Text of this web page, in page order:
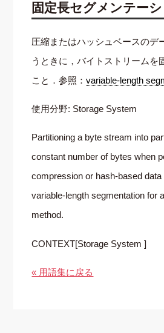
固定長セグメンテー
圧縮またはハッシュベースのデ
うときに，バイトストリームを
こと．参照：variable-length
使用分野: Storage System
Partitioning a byte stream into
constant number of bytes when
compression or hash-based
variable-length segmentation for
method.
CONTEXT[Storage System ]
« 用語集に戻る